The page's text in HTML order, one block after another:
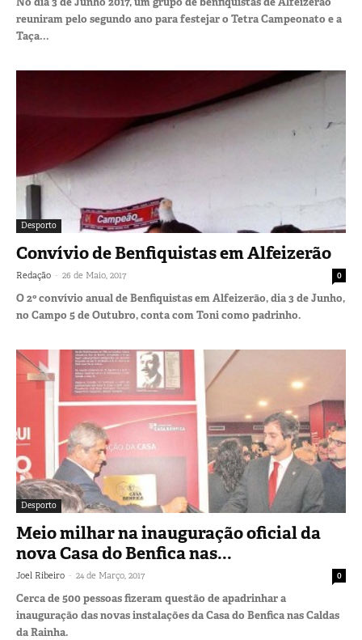
reuniram pelo segundo ano para festejar o Tetra Campeonato e a
Taça...
Desporto
Convívio de Benfiquistas em Alfeizerão
Redação - 26 de Maio, 2017 0
O 2º convívio anual de Benfiquistas em Alfeizerão, dia 3 de Junho,
no Campo 5 de Outubro, conta com Toni como padrinho.
Desporto
Meio milhar na inauguração oficial da
nova Casa do Benfica nas...
Joel Ribeiro - 24 de Março, 2017 0
Cerca de 500 pessoas fizeram questão de apadrinhar a
inauguração das novas instalações da Casa do Benfica nas Caldas
da Rainha.